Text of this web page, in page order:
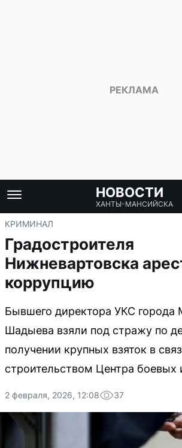
НОВОСТИ
ХАНТЫ-МАНСИЙСКА
КРИМИНАЛ
Градостроителя
Нижневартовска
коррупцию
Бывшего директора УКС города
Шадыева взяли под стражу по
получении крупных взяток в
строительством Центра боевых
2 февраля, 2026, 12:08 37